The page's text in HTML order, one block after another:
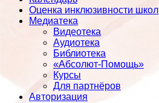
Оценка инклюзивности школ
Медиатека
Видеотека
Аудиотека
Библиотека
«Абсолют-Помощь»
Курсы
Для партнёров
Авторизация